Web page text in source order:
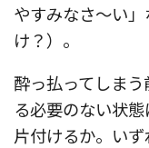
やすみなさ〜い
け？）。
酔っ払ってしま
る必要のない状
片付けるか。い